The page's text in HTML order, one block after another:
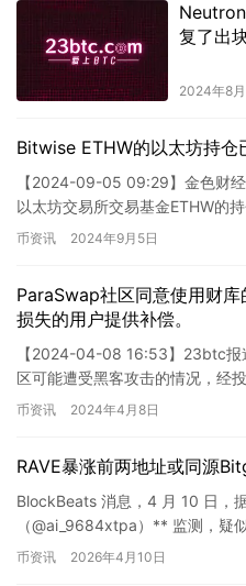
复了出
2024年8
Bitwise ETHW的以太坊持仓
【2024-09-05 09:29】金色财
以太坊交易所交易基金ETHW的
仓量保持在95,274.44枚ETH…
币资讯 2024年9月5日
ParaSwap社区同意使用财
损失的用户提供补偿。
【2024-04-08 16:53】23btc报
区可能遭受黑客攻击的情况，经
金来补偿用户因黑客攻击遭受的损
币资讯 2024年4月8日
RAVE暴涨前两地址或同源
BlockBeats 消息，4 月 10 日，
（@ai_9684xtpa）** 监测，疑
约 10 小时前**（对应 **R…
币资讯 2026年4月10日